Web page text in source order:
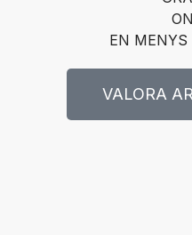
EN
VALORA